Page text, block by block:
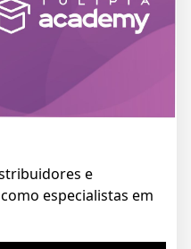
e
especialistas em